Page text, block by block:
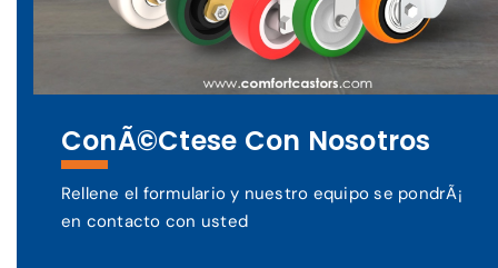
ConÃ©ctese Con Nosotros
Rellene el formulario y nuestro equipo se pondrÃ¡
en contacto con usted